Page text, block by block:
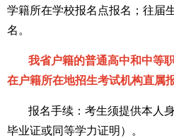
学籍所在学校报名点报名；往届
名。
我省户籍的普通高中和中等
在户籍所在地招生考试机构直属
报名手续：考生须提供本人
毕业证或同等学力证明）。